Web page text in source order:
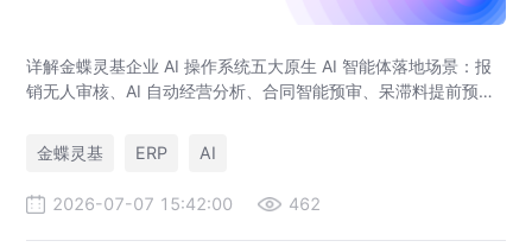
详解金蝶灵基企业 AI 操作系统五大原生 AI 智能体落地场景：报
销无人审核、AI 自动经营分析、合同智能预审、呆滞料提前预
金蝶灵基
ERP AI
2026-07-07 15:42:00 462